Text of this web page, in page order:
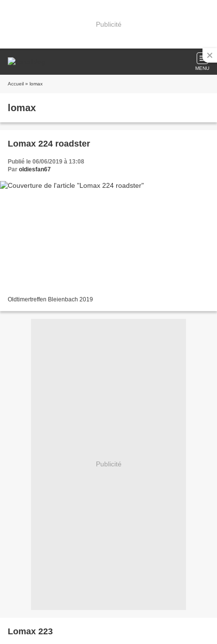
Publicité
MENU
Accueil » lomax
lomax
Lomax 224 roadster
Publié le 06/06/2019 à 13:08
Par oldiesfan67
Oldtimertreffen Bleienbach 2019
Publicité
Lomax 223